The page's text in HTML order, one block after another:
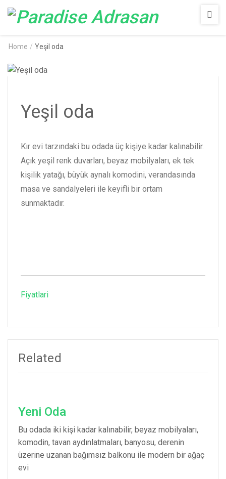
Paradise
Home / Yeşil oda
Yeşil oda
Kır evi tarzındaki bu odada üç kişiye kadar kalınabilir.
Açık yeşil renk duvarları, beyaz mobilyaları, ek tek
kişilik yatağı, büyük aynalı komodini, verandasında
masa ve sandalyeleri ile keyifli bir ortam
sunmaktadır.
Fiyatlari
Related
Yeni Oda
Bu odada iki kişi kadar kalınabilir, beyaz mobilyaları,
komodin, tavan aydınlatmaları, banyosu, derenin
üzerine uzanan bağımsız balkonu ile modern bir ağaç
evi